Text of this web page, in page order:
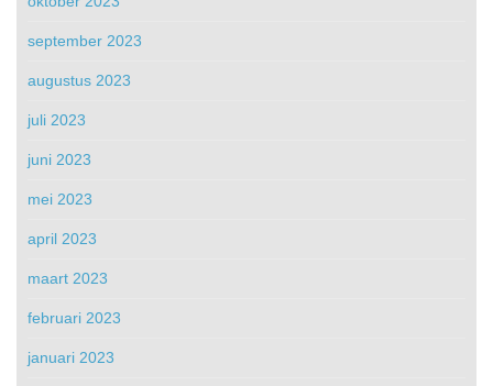
september 2023
augustus 2023
juli 2023
juni 2023
mei 2023
april 2023
maart 2023
februari 2023
januari 2023